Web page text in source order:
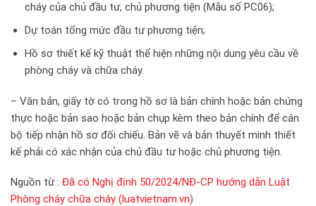
cháy của chủ đầu tư, chủ phương tiện (Mẫu số PC06);
Dự toán tổng mức đầu tư phương tiện;
Hồ sơ thiết kế kỹ thuật thể hiện những nội dung yêu cầu về
phòng cháy và chữa cháy.
– Văn bản, giấy tờ có trong hồ sơ là bản chính hoặc bản chứng
thực hoặc bản sao hoặc bản chụp kèm theo bản chính để cán
bộ tiếp nhận hồ sơ đối chiếu. Bản vẽ và bản thuyết minh thiết
kế phải có xác nhận của chủ đầu tư hoặc chủ phương tiện.
Nguồn từ : Đã có Nghị định 50/2024/NĐ-CP hướng dẫn Luật
Phòng cháy chữa cháy (luatvietnam.vn)